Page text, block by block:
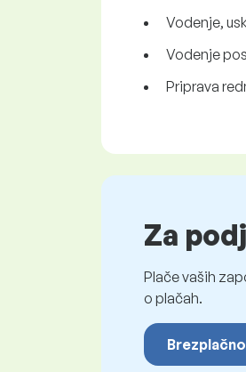
Vodenje,
Vodenje
Priprava
Za
Plače vaših
o plačah.